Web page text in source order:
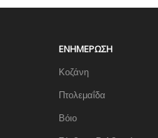
ΕΝΗΜΈΡΩΣΗ
Κοζάνη
Πτολεμαΐδα
Βόιο